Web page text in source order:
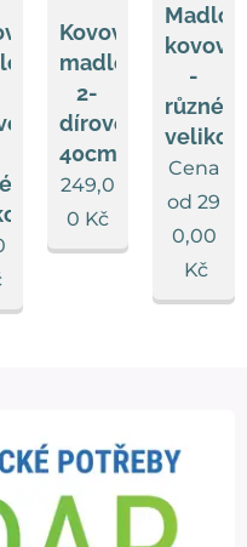
Kovové
madlo
2-
dírové
40cm
249,0
0 Kč
Madlo
kovové
-
různé
Cena
od29
0,00
Kč